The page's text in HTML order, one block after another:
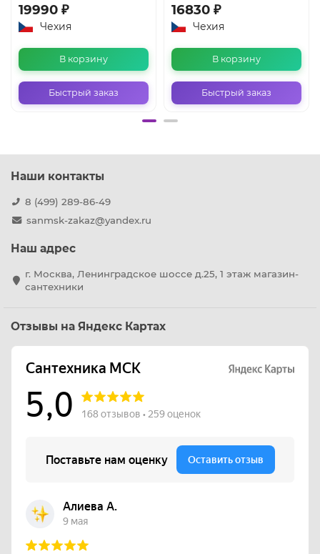
19990 ₽
Чехия
В корзину
Быстрый заказ
16830 ₽
Чехия
В корзину
Быстрый заказ
Наши контакты
8 (499) 289-86-49
sanmsk-zakaz@yandex.ru
Наш адрес
г. Москва, Ленинградское шоссе д.25, 1 этаж магазин-
сантехники
Отзывы на Яндекс Картах